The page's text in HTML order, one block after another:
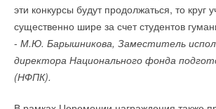
эти конкурсы будут продолжаться, то круг
существенно шире за счет студентов
- М.Ю. Барышникова, Заместитель
директора Национального фонда
(НФПК).